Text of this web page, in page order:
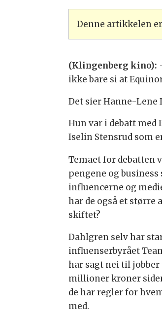
Denne artikkelen
(Klingenberg kino):
ikke bare si at
Det sier Hanne-Lene
Hun var i debatt med
Iselin Stensrud som
Temaet for debatten
pengene og
influencerne og
har de også et større
skiftet?
Dahlgren selv har
influenserbyrået
har sagt nei til jobber
millioner kroner
de har regler for
med.